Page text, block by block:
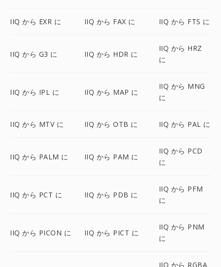
IIQ から EXR に IIQ から FAX に IIQ から FTS に
IIQ から G3 に IIQ から HDR に
IIQ から HRZ
に
IIQ から IPL に IIQ から MAP に
IIQ から MNG
に
IIQ から MTV に IIQ から OTB に IIQ から PAL に
IIQ から PALM に IIQ から PAM に
IIQ から PCD
に
IIQ から PCT に IIQ から PDB に
IIQ から PFM
に
IIQ から PICON に IIQ から PICT に
IIQ から PNM
に
IIQ から RGBA